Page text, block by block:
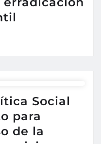
Social
para
de la